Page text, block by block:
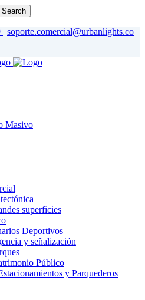
| soporte.comercial@urbanlights.co |
Masivo
superficies
Deportivos
y señalización
Público
y Parquederos